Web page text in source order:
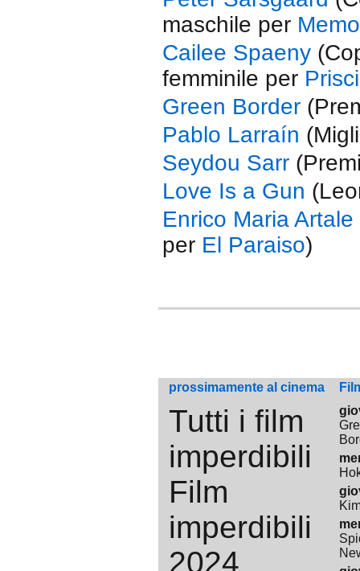
maschile per
Cailee Spaeny
femminile per
Green Border
Pablo Larraín
Seydou Sarr
Love Is a Gun
Enrico Maria Artale
per El Paraiso)
prossimamente al cinema
Tutti i film
imperdibili
Film
imperdibili
2024